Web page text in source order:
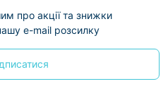
про акції та знижки
e-mail розсилку